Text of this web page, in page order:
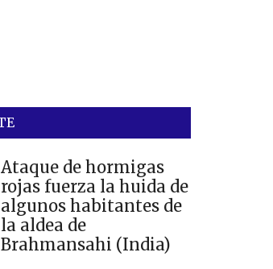
Ataque de hormigas
rojas fuerza la huida de
algunos habitantes de
la aldea de
Brahmansahi (India)